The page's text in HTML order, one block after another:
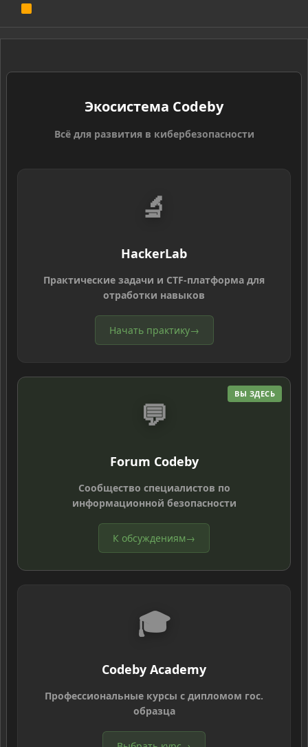
S
Экосистема Codeby
Всё для развития в кибербезопасности
🔬
HackerLab
Практические задачи и CTF-платформа для
отработки навыков
Начать практику→
ВЫ ЗДЕСЬ
💬
Forum Codeby
Сообщество специалистов по
информационной безопасности
К обсуждениям→
🎓
Codeby Academy
Профессиональные курсы с дипломом гос.
образца